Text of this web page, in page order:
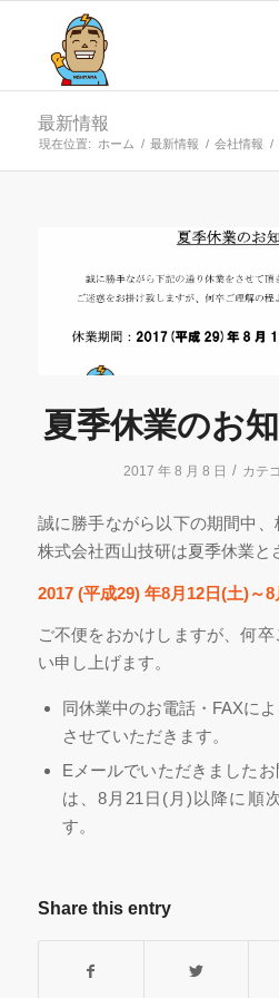
最新情報
現在位置: ホーム / 最新情報 / 会社情報 /
夏季休業のお
2017 年 8 月 8 日 / カテ
誠に勝手ながら以下の期間中、
株式会社西山技研は夏季休業と
2017 (平成29) 年8月12日(土)～
ご不便をおかけしますが、何
い申し上げます。
同休業中のお電話・FAXに
させていただきます。
Eメールでいただきました
は、8月21日(月)以降に順
す。
Share this entry